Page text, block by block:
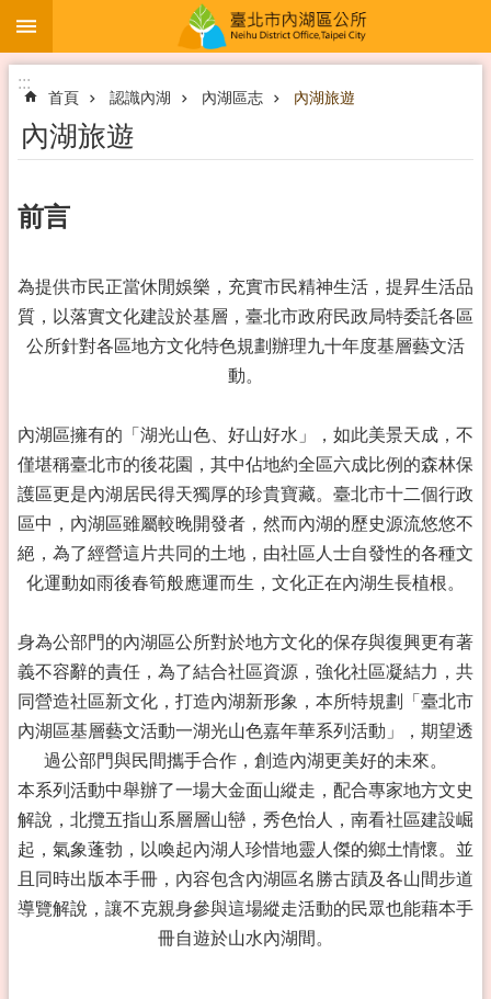
跳到主要內容區塊
:::
首頁 認識內湖 內湖區志 內湖旅遊
內湖旅遊
前言
為提供市民正當休閒娛樂，充實市民精神生活，提昇生活品
質，以落實文化建設於基層，臺北市政府民政局特委託各區
公所針對各區地方文化特色規劃辦理九十年度基層藝文活
動。
內湖區擁有的「湖光山色、好山好水」，如此美景天成，不
僅堪稱臺北市的後花園，其中佔地約全區六成比例的森林保
護區更是內湖居民得天獨厚的珍貴寶藏。臺北市十二個行政
區中，內湖區雖屬較晚開發者，然而內湖的歷史源流悠悠不
絕，為了經營這片共同的土地，由社區人士自發性的各種文
化運動如雨後春筍般應運而生，文化正在內湖生長植根。
身為公部門的內湖區公所對於地方文化的保存與復興更有著
義不容辭的責任，為了結合社區資源，強化社區凝結力，共
同營造社區新文化，打造內湖新形象，本所特規劃「臺北市
內湖區基層藝文活動一湖光山色嘉年華系列活動」，期望透
過公部門與民間攜手合作，創造內湖更美好的未來。
本系列活動中舉辦了一場大金面山縱走，配合專家地方文史
解說，北攬五指山系層層山巒，秀色怡人，南看社區建設崛
起，氣象蓬勃，以喚起內湖人珍惜地靈人傑的鄉土情懷。並
且同時出版本手冊，內容包含內湖區名勝古蹟及各山間步道
導覽解說，讓不克親身參與這場縱走活動的民眾也能藉本手
冊自遊於山水內湖間。